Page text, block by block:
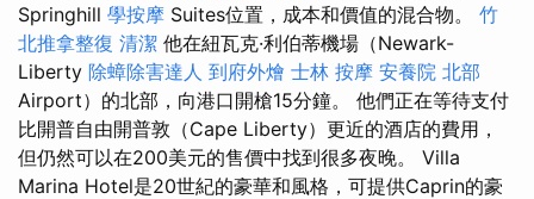
Springhill 學按摩 Suites位置，成本和價值的混合物。 竹
北推拿整復 清潔 他在紐瓦克·利伯蒂機場（Newark-
Liberty 除蟑除害達人 到府外燴 士林 按摩 安養院 北部
Airport）的北部，向港口開槍15分鐘。 他們正在等待支付
比開普自由開普敦（Cape Liberty）更近的酒店的費用，
但仍然可以在200美元的售價中找到很多夜晚。 Villa
Marina Hotel是20世紀的豪華和風格，可提供Caprin的豪